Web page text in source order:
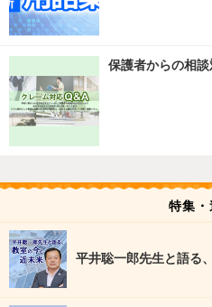
保護者からの相談
特集・
平井聡一郎先生と語る